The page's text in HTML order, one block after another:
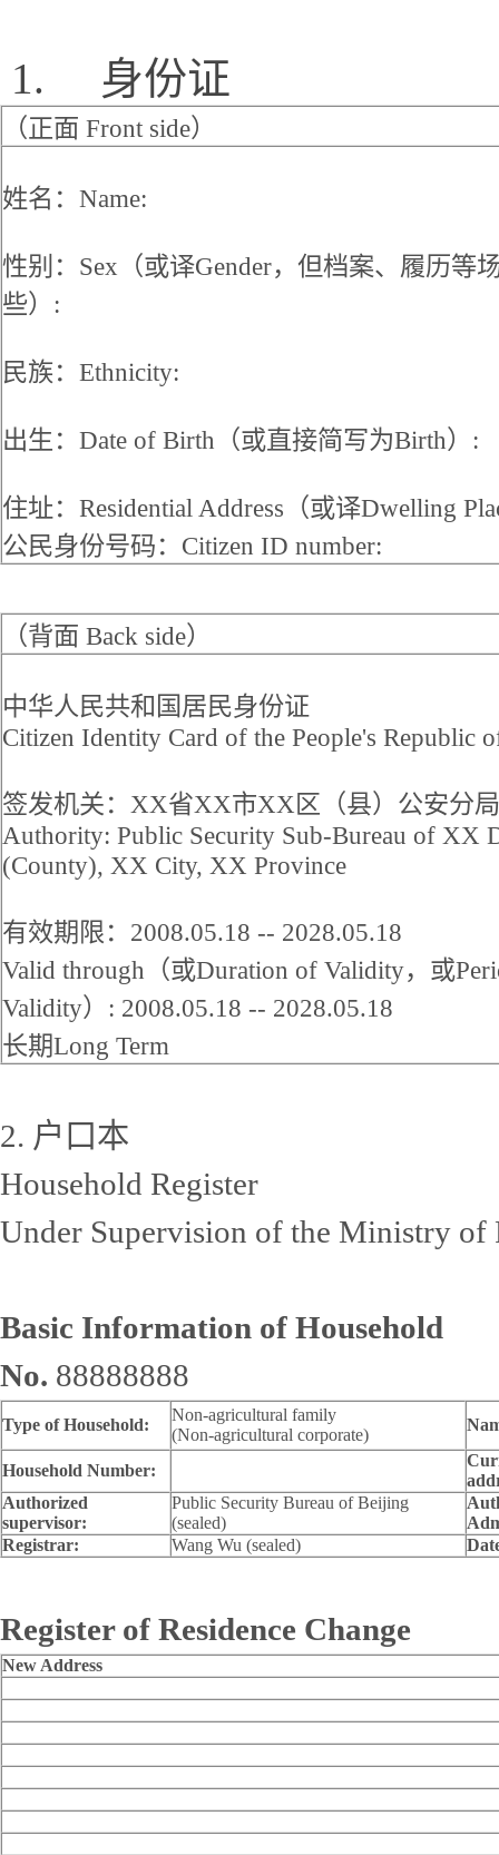
1. 身份证
（正面 Front side）
姓名：Name:
性别：Sex（或译Gender，但档案、履历等
些）:
民族：Ethnicity:
出生：Date of Birth（或直接简写为Birth）:
住址：Residential Address（或译Dwelling
公民身份号码：Citizen ID number:
（背面 Back side）
中华人民共和国居民身份证
Citizen Identity Card of the People's Republic
签发机关：XX省XX市XX区（县）公安分局
Authority: Public Security Sub-Bureau of XX
(County), XX City, XX Province
有效期限：2008.05.18 -- 2028.05.18
Valid through（或Duration of Validity，或
Validity）: 2008.05.18 -- 2028.05.18
长期Long Term
2. 户口本
Household Register
Under Supervision of the Ministry of
Basic Information of Household
No. 88888888
Type of Household:
Non-agricultural family
(Non-agricultural corporate)
Household Number:
Authorized
supervisor:
Public Security Bureau of Beijing
(sealed)
Registrar:
Wang Wu (sealed)
Register of Residence Change
New Address